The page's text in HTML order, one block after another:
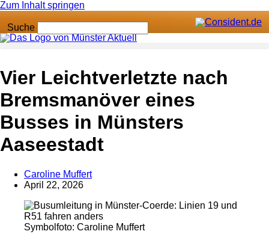
Zum Inhalt springen
Suche
Anzeige
Vier Leichtverletzte nach
Bremsmanöver eines
Busses in Münsters
Aaseestadt
Caroline Muffert
April 22, 2026
Symbolfoto: Caroline Muffert